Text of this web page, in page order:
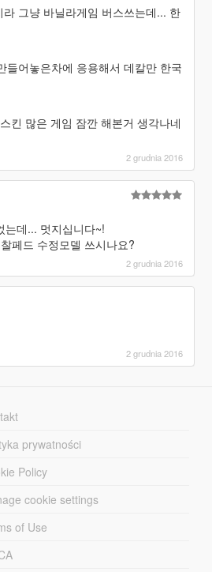
그냥 바닐라게임 버스쓰는데... 한
들어놓은차에 응용해서 데칼만 한국
킨 많은 게임 잠깐 해본거 생각나네
2 grudnia 2016
는데... 멋지십니다~!
페드 수정모델 쓰시나요?
2 grudnia 2016
2 grudnia 2016
prywatności
Policy
cookie settings
of Use